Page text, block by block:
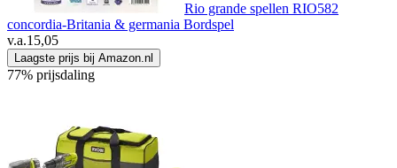
Rio grande spellen RIO582
concordia-Britania & germania Bordspel
v.a.15,05
Laagste prijs bij Amazon.nl
77% prijsdaling